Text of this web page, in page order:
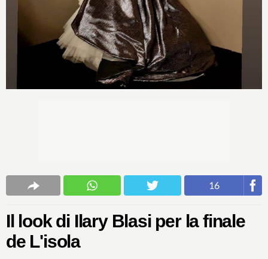
16
Il look di Ilary Blasi per la finale
de L'isola